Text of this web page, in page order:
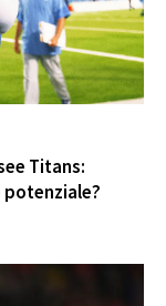
Titans:
potenziale?